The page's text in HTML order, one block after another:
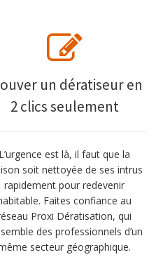
un dératiseur en
2 clics seulement
L’urgence est là, il faut que la
soit nettoyée de ses intrus
rapidement pour redevenir
Faites confiance au
Proxi Dératisation, qui
des professionnels d’un
secteur géographique.